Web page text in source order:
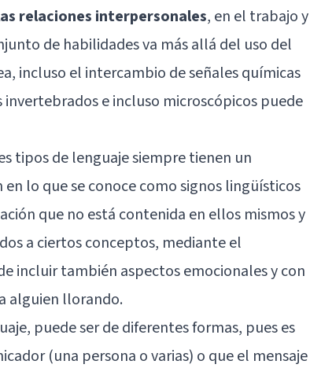
relaciones interpersonales, en el trabajo y
de habilidades va más allá del uso del
incluso el intercambio de señales químicas
e incluso microscópicos puede
tipos de lenguaje siempre tienen un
lo que se conoce como signos lingüísticos
que no está contenida en ellos mismos y
a ciertos conceptos, mediante el
incluir también aspectos emocionales y con
alguien llorando.
puede ser de diferentes formas, pues es
(una persona o varias) o que el mensaje